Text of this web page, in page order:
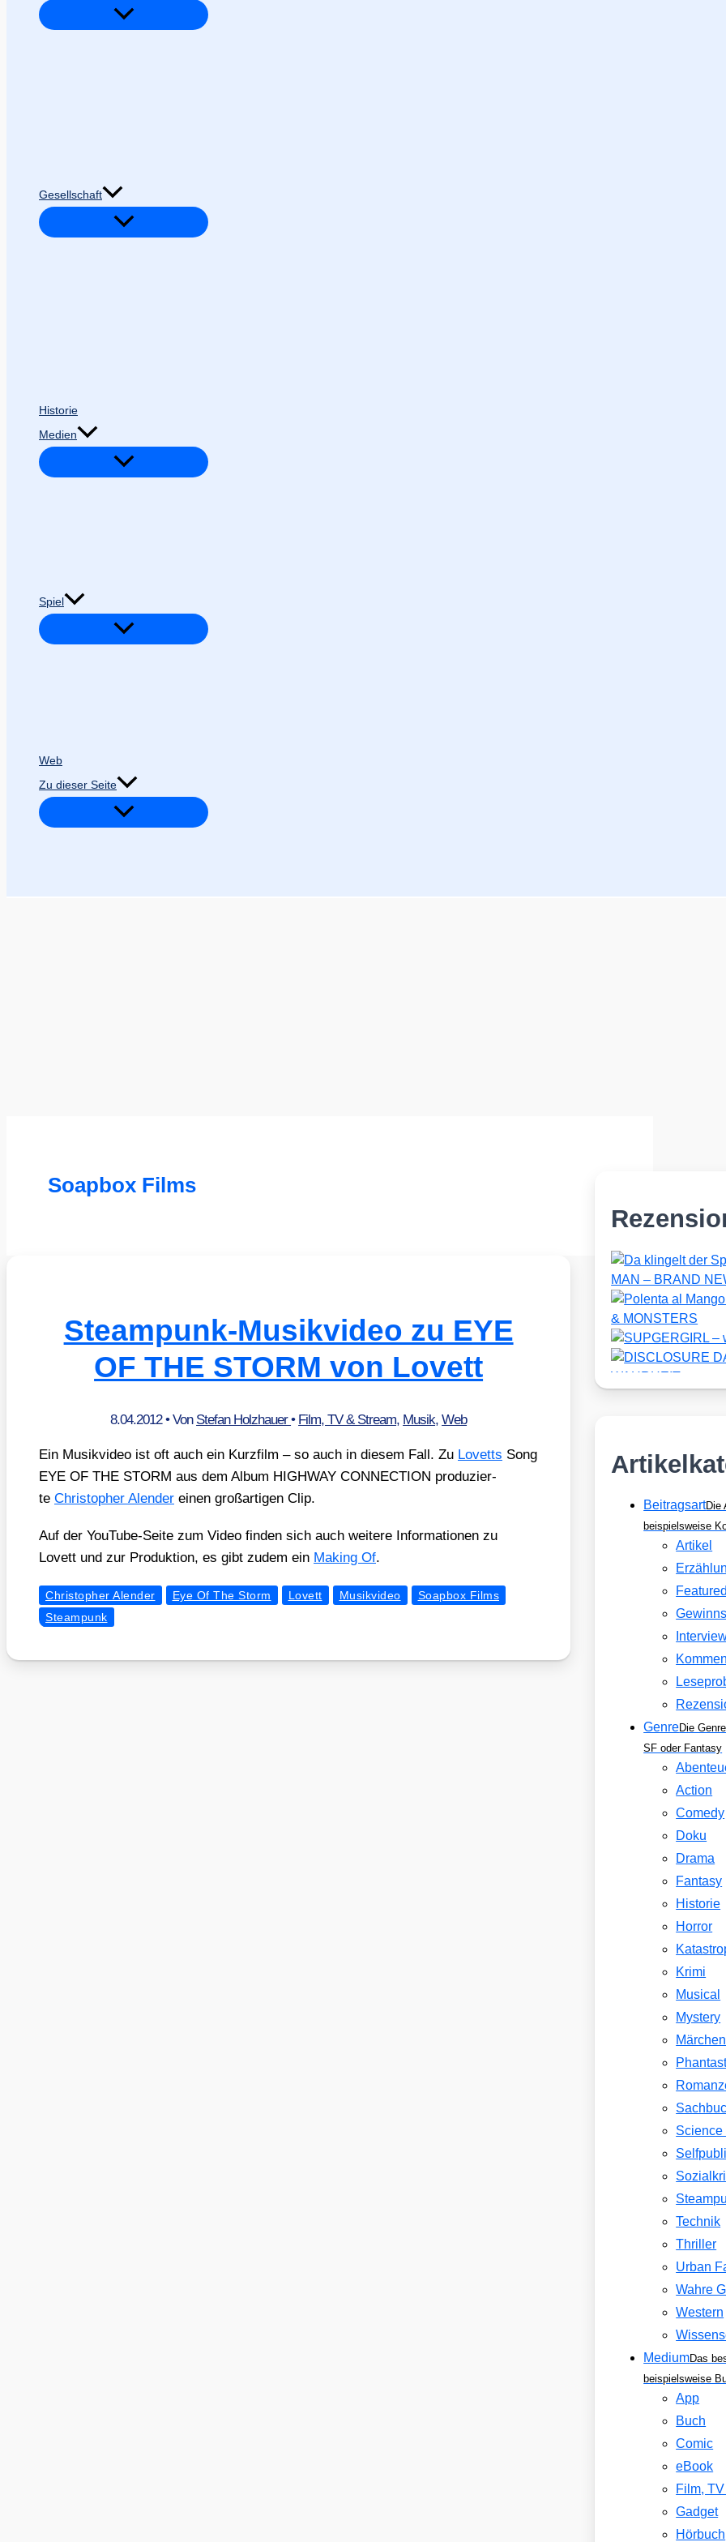
Gesellschaft
Historie
Medien
Spiel
Web
Zu dieser Seite
Soapbox Films
Steampunk-Musikvideo zu EYE
OF THE STORM von Lovett
8.04.2012• Von Stefan Holzhauer• Film, TV & Stream, Musik,Web
Ein Musik­vi­deo ist oft auch ein Kurz­film – so auch in die­sem Fall. Zu Lovetts Song
EYE OF THE STORM aus dem Album HIGHWAY CONNECTION pro­du­zier­
te Chris­to­pher Alen­der einen groß­ar­ti­gen Clip.
Auf der You­Tube-Sei­te zum Video fin­den sich auch wei­te­re Infor­ma­tio­nen zu
Lovett und zur Pro­duk­ti­on, es gibt zudem ein Making Of.
Christopher Alender Eye Of The Storm Lovett Musikvideo
Soapbox Films
Steampunk
BeitragsartDie
beispielsweise
Artikel
GenreDie
SF oder Fantasy
Action
Comedy
Doku
Drama
Fantasy
Historie
Horror
Krimi
Musical
Mystery
Märchen
Science
Technik
Thriller
Urban
Wahre
Western
MediumDas
beispielsweise
App
Buch
Comic
eBook
Film,
Gadget
Hörbuch